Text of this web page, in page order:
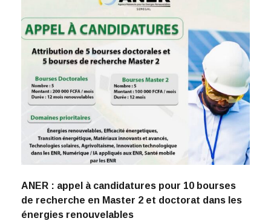
ANER : appel à candidatures pour 10 bourses
de recherche en Master 2 et doctorat dans les
énergies renouvelables